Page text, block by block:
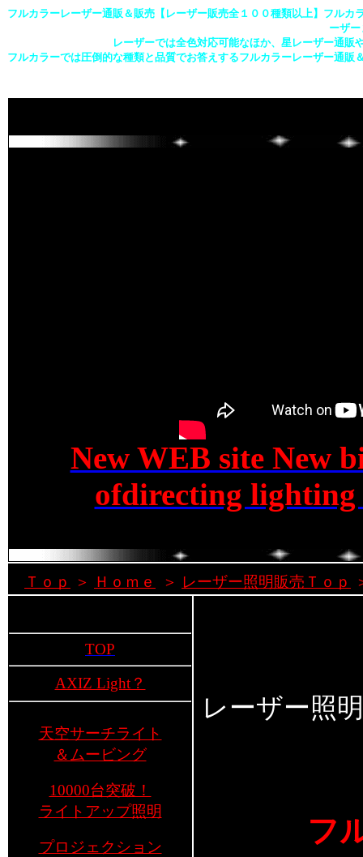
フルカラーレーザー通販＆販売【レーザー販売全１００種類以上】フル
ーザ
レーザーでは全色対応可能なほか、星レーザー通
フルカラーでは圧倒的な種類と品質でお答えするフルカラーレーザー通
New WEB site New
ofdirecting
Ｔｏｐ ＞ Ｈｏｍｅ ＞ レーザー照明販売Ｔｏｐ
TOP
AXIZ Light？
天空サーチライト
＆ムービング
10000台突破！
ライトアップ照明
プロジェクション
レーザー照
フ